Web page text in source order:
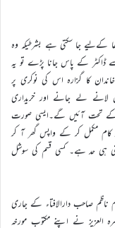
کےلیے جا سکتی ہے بشرطیکہ وہ
ڈاکٹر کے پاس جانا پڑے تو یہ
کا گزارہ اس کی نوکری پر
لانے لے جانے اور خریداری
کے تحت آئیں گے۔ایسی صورت
مکمل کر کے واپس گھر آ کر
ہی حد ہے۔ کسی قسم کی سوشل
صاحب دارالافتاء کے جاری
العزیز نے اپنے مکتوب مورخہ